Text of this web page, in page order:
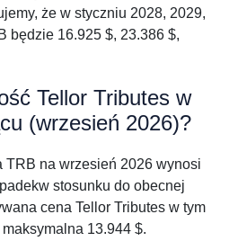
że w styczniu 2028, 2029,
będzie 16.925 $, 23.386 $,
Tellor Tributes w
(wrzesień 2026)?
TRB na wrzesień 2026 wynosi
stosunku do obecnej
cena Tellor Tributes w tym
13.944 $.